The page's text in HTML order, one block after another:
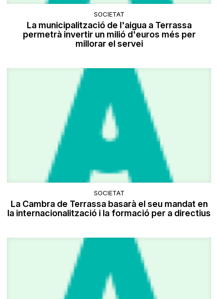
SOCIETAT
La municipalització de l'aigua a Terrassa
permetrà invertir un milió d'euros més per
millorar el servei
SOCIETAT
La Cambra de Terrassa basarà el seu mandat en
la internacionalització i la formació per a directius